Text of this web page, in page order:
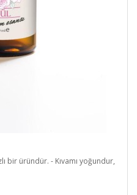
bir üründür. - Kıvamı yoğundur,